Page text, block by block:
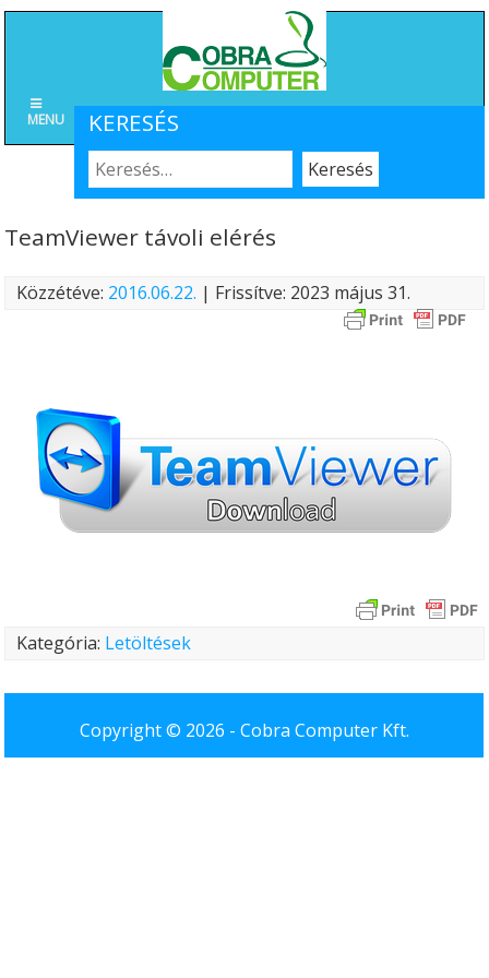
KERESÉS
MENU
TeamViewer távoli elérés
Közzétéve: 2016.06.22. | Frissítve: 2023 május 31.
Kategória: Letöltések
Copyright © 2026 - Cobra Computer Kft.